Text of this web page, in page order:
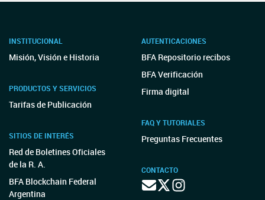
INSTITUCIONAL
Misión, Visión e Historia
PRODUCTOS Y SERVICIOS
Tarifas de Publicación
SITIOS DE INTERÉS
Red de Boletines Oficiales
de la R. A.
BFA Blockchain Federal
Argentina
AUTENTICACIONES
BFA Repositorio recibos
BFA Verificación
Firma digital
FAQ Y TUTORIALES
Preguntas Frecuentes
CONTACTO